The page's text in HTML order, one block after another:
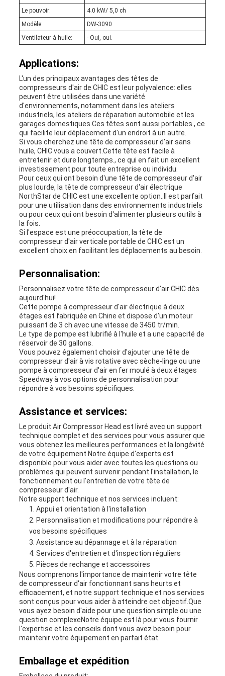
Le pouvoir:
4.0 kW/ 5,0 ch
Modèle:
DW-3090
Ventilateur à huile:
- Oui, oui.
Applications:
L'un des principaux avantages des têtes de
compresseurs d'air de CHIC est leur polyvalence: elles
peuvent être utilisées dans une variété
d'environnements, notamment dans les ateliers
industriels, les ateliers de réparation automobile et les
garages domestiques.Ces têtes sont aussi portables., ce
qui facilite leur déplacement d'un endroit à un autre.
Si vous cherchez une tête de compresseur d'air sans
huile, CHIC vous a couvert.Cette tête est facile à
entretenir et dure longtemps., ce qui en fait un excellent
investissement pour toute entreprise ou individu.
Pour ceux qui ont besoin d'une tête de compresseur d'air
plus lourde, la tête de compresseur d'air électrique
NorthStar de CHIC est une excellente option..Il est parfait
pour une utilisation dans des environnements industriels
ou pour ceux qui ont besoin d'alimenter plusieurs outils à
la fois.
Si l'espace est une préoccupation, la tête de
compresseur d'air verticale portable de CHIC est un
excellent choix.en facilitant les déplacements au besoin.
Personnalisation:
Personnalisez votre tête de compresseur d'air CHIC dès
aujourd'hui!
Cette pompe à compresseur d'air électrique à deux
étages est fabriquée en Chine et dispose d'un moteur
puissant de 3 ch avec une vitesse de 3450 tr/min.
Le type de pompe est lubrifié à l'huile et a une capacité de
réservoir de 30 gallons.
Vous pouvez également choisir d'ajouter une tête de
compresseur d'air à vis rotative avec sèche-linge ou une
pompe à compresseur d'air en fer moulé à deux étages
Speedway à vos options de personnalisation pour
répondre à vos besoins spécifiques.
Assistance et services:
Le produit Air Compressor Head est livré avec un support
technique complet et des services pour vous assurer que
vous obtenez les meilleures performances et la longévité
de votre équipement.Notre équipe d'experts est
disponible pour vous aider avec toutes les questions ou
problèmes qui peuvent survenir pendant l'installation, le
fonctionnement ou l'entretien de votre tête de
compresseur d'air.
Notre support technique et nos services incluent:
Appui et orientation à l'installation
Personnalisation et modifications pour répondre à
vos besoins spécifiques
Assistance au dépannage et à la réparation
Services d'entretien et d'inspection réguliers
Pièces de rechange et accessoires
Nous comprenons l'importance de maintenir votre tête
de compresseur d'air fonctionnant sans heurts et
efficacement, et notre support technique et nos services
sont conçus pour vous aider à atteindre cet objectif.Que
vous ayez besoin d'aide pour une question simple ou une
question complexeNotre équipe est là pour vous fournir
l'expertise et les conseils dont vous avez besoin pour
maintenir votre équipement en parfait état.
Emballage et expédition